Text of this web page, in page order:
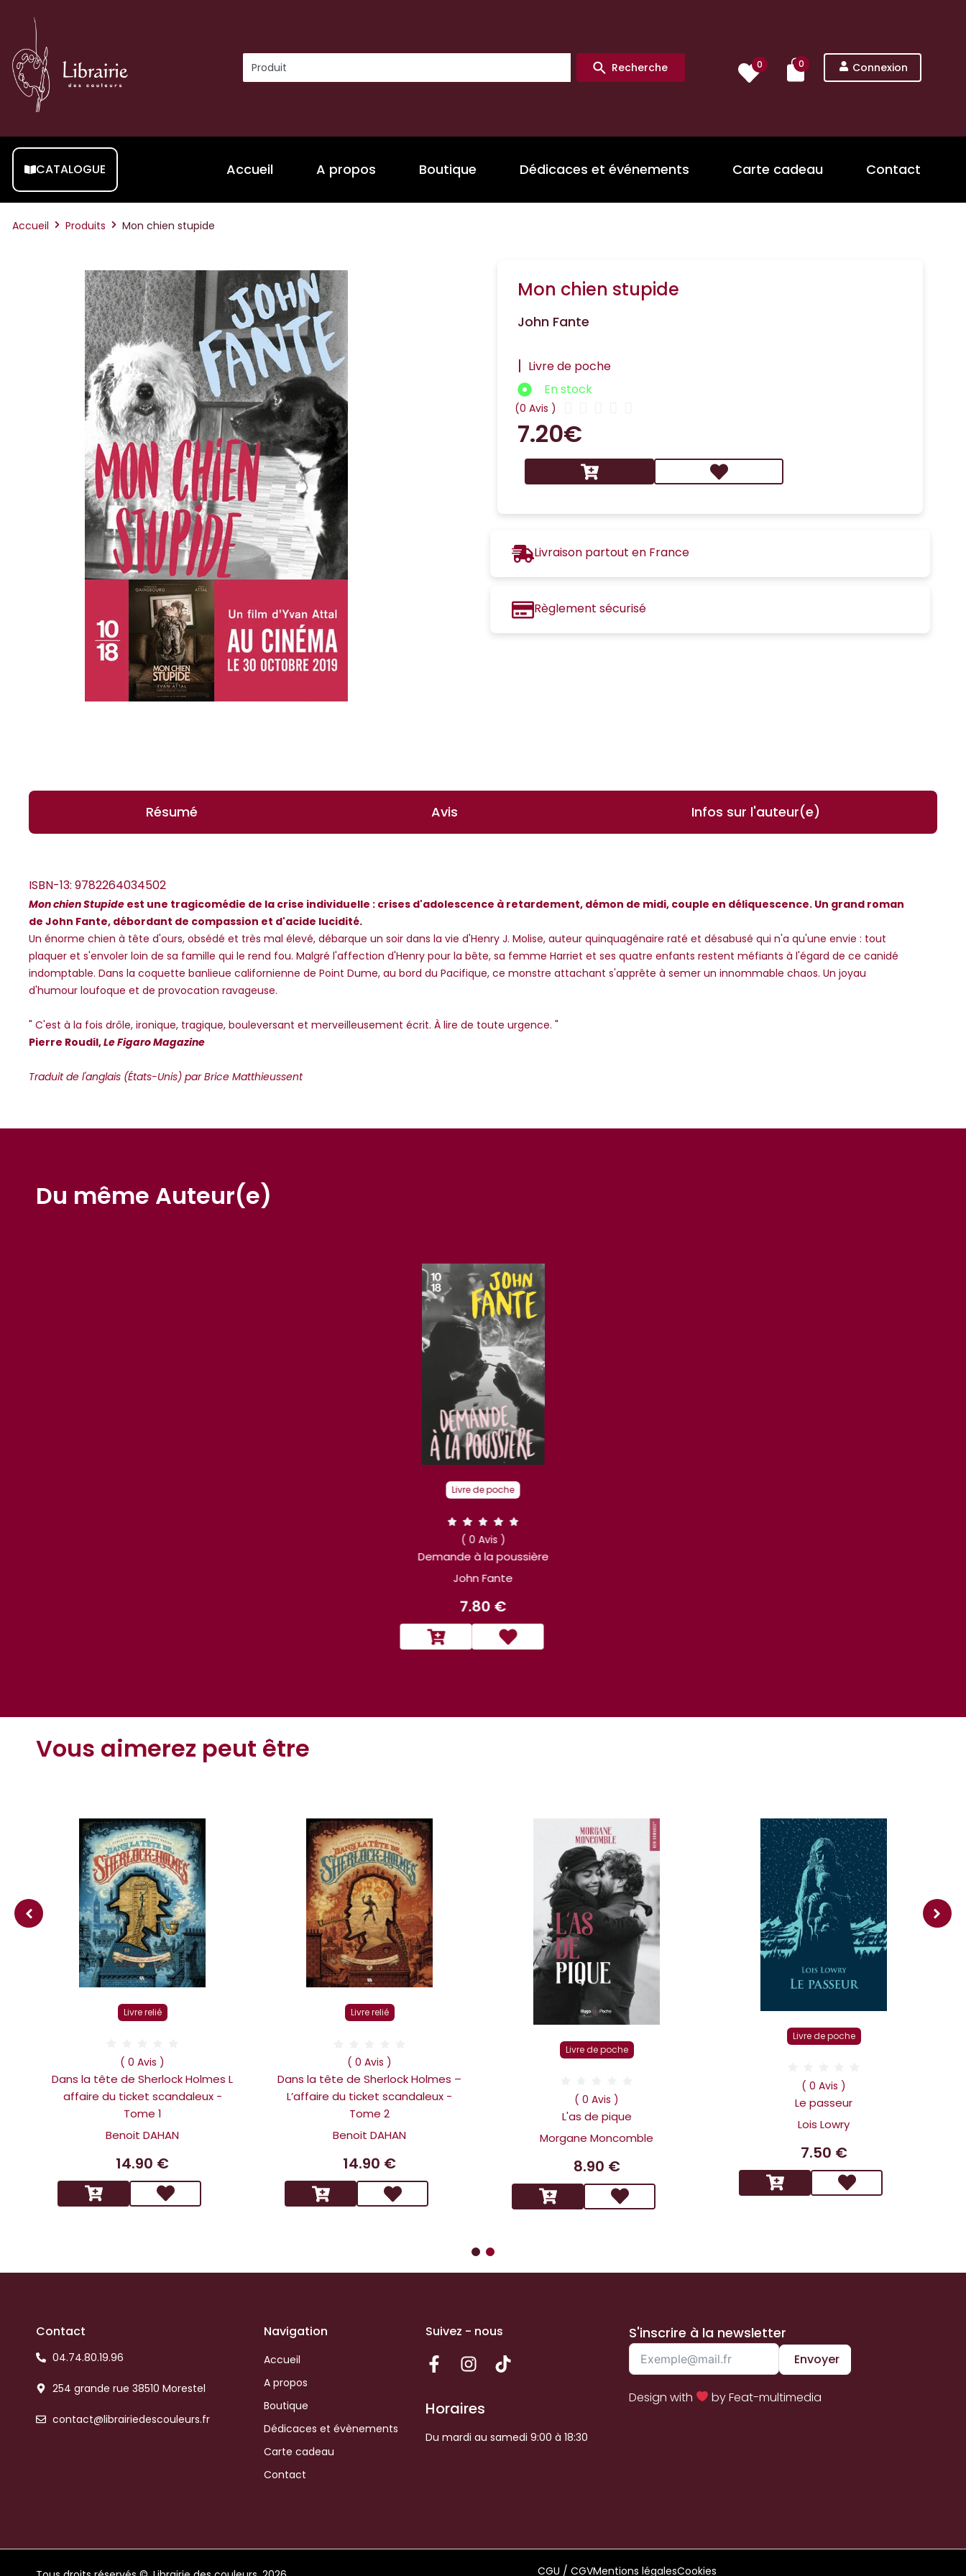
Recherche 0 0 Connexion
CATALOGUE Accueil A propos Boutique Dédicaces et événements Carte cadeau Contact
Accueil Produits Mon chien stupide
Mon chien stupide
John Fante
| Livre de poche
En stock
(0 Avis )
7.20€
Livraison partout en France
Règlement sécurisé
Résumé Avis Infos sur l'auteur(e)
ISBN-13: 9782264034502
Mon chien Stupide est une tragicomédie de la crise individuelle : crises d'adolescence à retardement, démon de midi, couple en déliquescence. Un grand roman
de John Fante, débordant de compassion et d'acide lucidité.
Un énorme chien à tête d'ours, obsédé et très mal élevé, débarque un soir dans la vie d'Henry J. Molise, auteur quinquagénaire raté et désabusé qui n'a qu'une envie : tout
plaquer et s'envoler loin de sa famille qui le rend fou. Malgré l'affection d'Henry pour la bête, sa femme Harriet et ses quatre enfants restent méfiants à l'égard de ce canidé
indomptable. Dans la coquette banlieue californienne de Point Dume, au bord du Pacifique, ce monstre attachant s'apprête à semer un innommable chaos. Un joyau
d'humour loufoque et de provocation ravageuse.
" C'est à la fois drôle, ironique, tragique, bouleversant et merveilleusement écrit. À lire de toute urgence. "
Pierre Roudil,Le Figaro Magazine
Traduit de l'anglais (États-Unis) par Brice Matthieussent
*Guests cannot publish reviews
Du même Auteur(e)
Livre de poche
( 0 Avis )
Demande à la poussière
John Fante
7.80 €
Vous aimerez peut être
Livre relié
( 0 Avis )
Dans la tête de Sherlock Holmes L
affaire du ticket scandaleux -
Tome 1
Benoit DAHAN
14.90 €
Livre relié
( 0 Avis )
Dans la tête de Sherlock Holmes –
L’affaire du ticket scandaleux -
Tome 2
Benoit DAHAN
14.90 €
Livre de poche
( 0 Avis )
L'as de pique
Morgane Moncomble
8.90 €
Livre de poche
( 0 Avis )
Le passeur
Lois Lowry
7.50 €
Contact
04.74.80.19.96
254 grande rue 38510 Morestel
contact@librairiedescouleurs.fr
Navigation
Accueil
A propos
Boutique
Dédicaces et évènements
Carte cadeau
Contact
Suivez - nous
Horaires
Du mardi au samedi 9:00 à 18:30
S'inscrire à la newsletter
Envoyer
Design with by Feat-multimedia
CGU / CGVMentions légalesCookies